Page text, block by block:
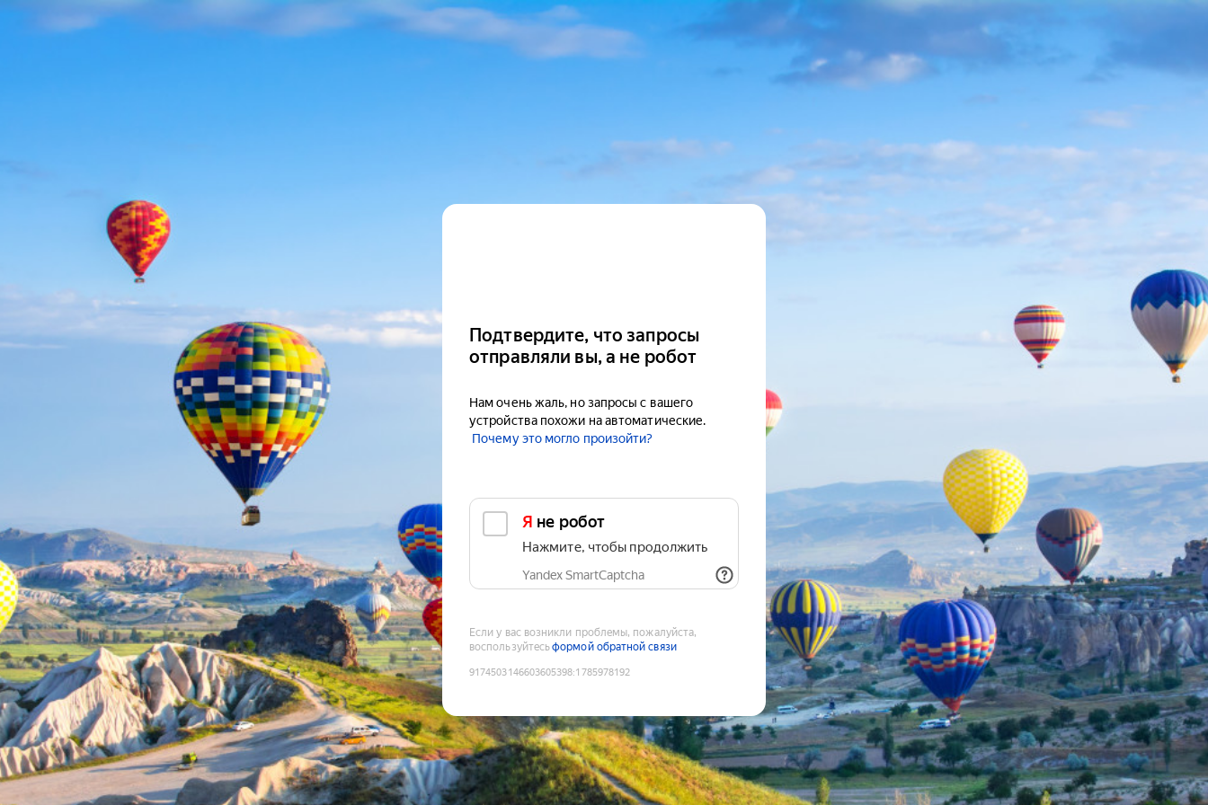
Подтвердите, что запросы
отправляли вы, а не робот
Нам очень жаль, но запросы с вашего
устройства похожи на автоматические.
Почему это могло произойти?
Я не робот
Нажмите, чтобы продолжить
Yandex SmartCaptcha
Если у вас возникли проблемы, пожалуйста,
воспользуйтесьформой обратной связи
9174503146603605398:1785978192